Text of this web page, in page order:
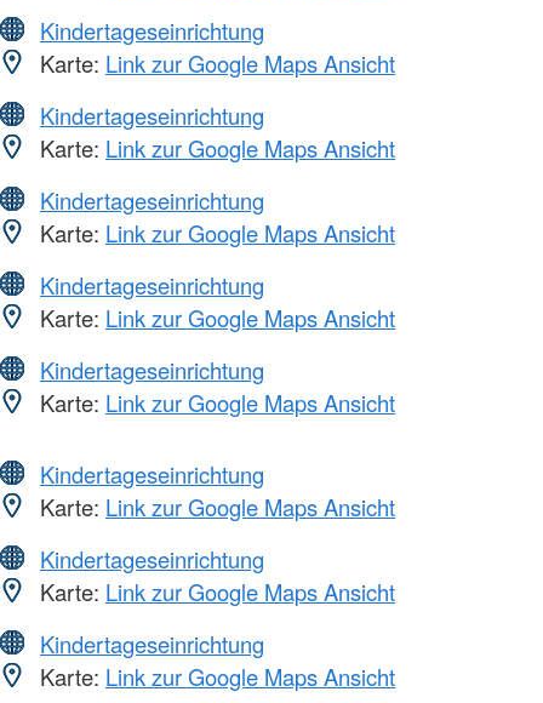
Kindertageseinrichtung
Karte: Link zur Google Maps Ansicht
Kindertageseinrichtung
Karte: Link zur Google Maps Ansicht
Kindertageseinrichtung
Karte: Link zur Google Maps Ansicht
Kindertageseinrichtung
Karte: Link zur Google Maps Ansicht
Kindertageseinrichtung
Karte: Link zur Google Maps Ansicht
Kindertageseinrichtung
Karte: Link zur Google Maps Ansicht
Kindertageseinrichtung
Karte: Link zur Google Maps Ansicht
Kindertageseinrichtung
Karte: Link zur Google Maps Ansicht